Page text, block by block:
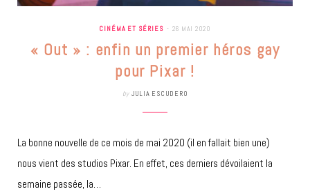
CINÉMA ET SÉRIES 26 MAI 2020
« Out » : enfin un premier héros gay
pour Pixar !
by JULIA ESCUDERO
La bonne nouvelle de ce mois de mai 2020 (il en fallait bien une)
nous vient des studios Pixar. En effet, ces derniers dévoilaient la
semaine passée, la…